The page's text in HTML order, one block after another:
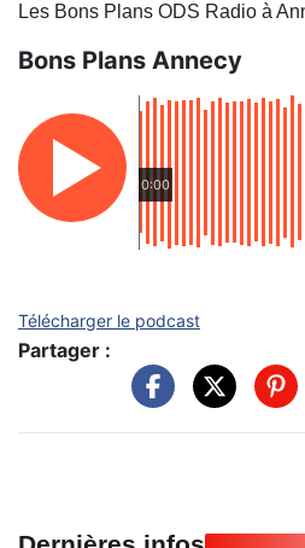
Les Bons Plans ODS Radio à
Bons Plans Annecy
0:00
Télécharger le podcast
Partager :